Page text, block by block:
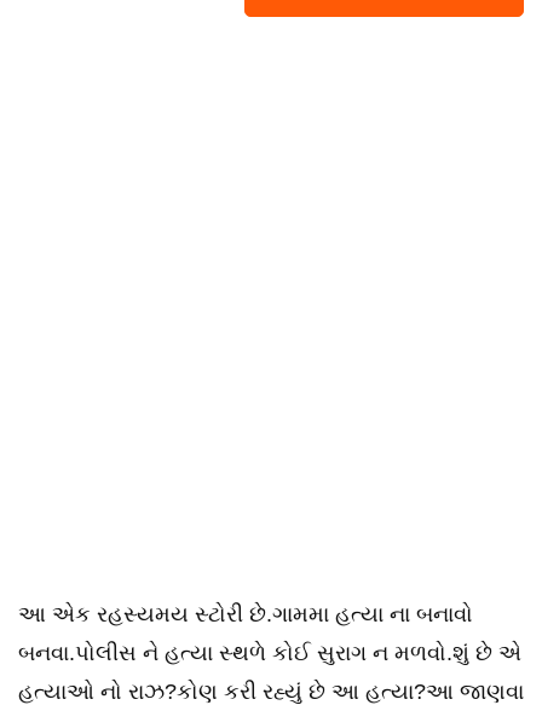
આ એક રહસ્યમય સ્ટોરી છે.ગામમા હત્યા ના બનાવો
બનવા.પોલીસ ને હત્યા સ્થળે કોઈ સુરાગ ન મળવો.શું છે એ
હત્યાઓ નો રાઝ?કોણ કરી રહ્યું છે આ હત્યા?આ જાણવા